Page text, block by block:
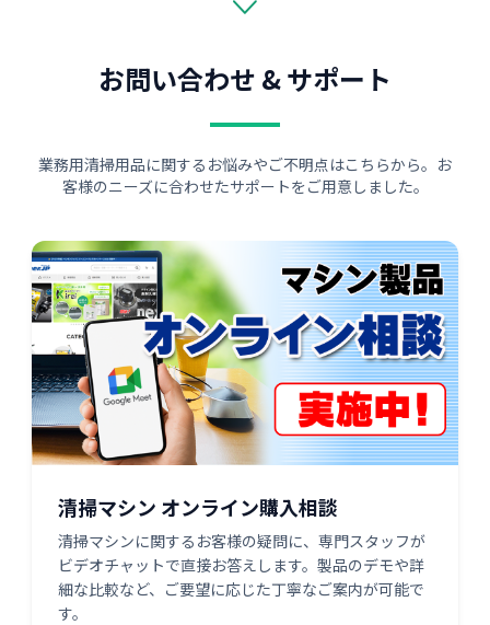
お問い合わせ & サポート
業務用清掃用品に関するお悩みやご不明点はこちらから。お
客様のニーズに合わせたサポートをご用意しました。
清掃マシン オンライン購入相談
清掃マシンに関するお客様の疑問に、専門スタッフが
ビデオチャットで直接お答えします。製品のデモや詳
細な比較など、ご要望に応じた丁寧なご案内が可能で
す。